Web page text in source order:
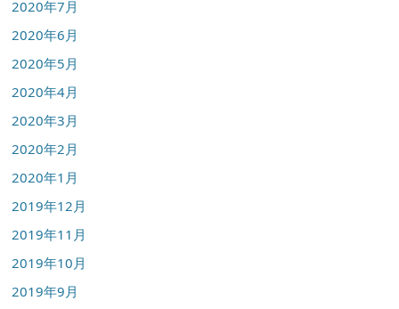
2020年7月
2020年6月
2020年5月
2020年4月
2020年3月
2020年2月
2020年1月
2019年12月
2019年11月
2019年10月
2019年9月